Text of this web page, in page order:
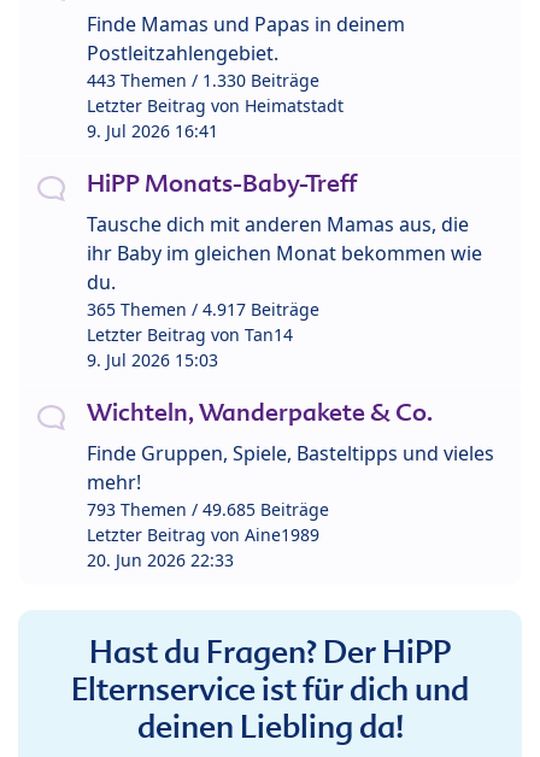
Finde Mamas und Papas in deinem
Postleitzahlengebiet.
443 Themen / 1.330 Beiträge
Letzter Beitrag von Heimatstadt
9. Jul 2026 16:41
HiPP Monats-Baby-Treff
Tausche dich mit anderen Mamas aus, die
ihr Baby im gleichen Monat bekommen wie
du.
365 Themen / 4.917 Beiträge
Letzter Beitrag von Tan14
9. Jul 2026 15:03
Wichteln, Wanderpakete & Co.
Finde Gruppen, Spiele, Basteltipps und vieles
mehr!
793 Themen / 49.685 Beiträge
Letzter Beitrag von Aine1989
20. Jun 2026 22:33
Hast du Fragen? Der HiPP
Elternservice ist für dich und
deinen Liebling da!